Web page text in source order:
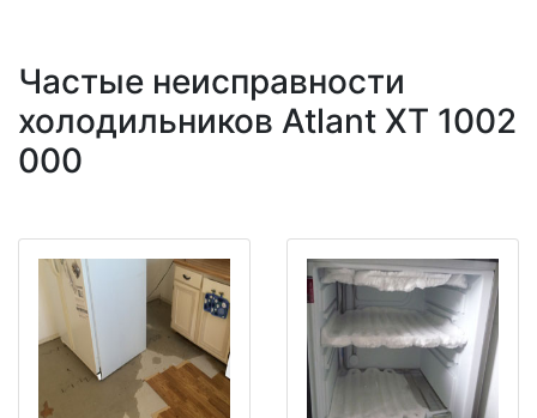
Частые неисправности
холодильников Atlant XT 1002
000